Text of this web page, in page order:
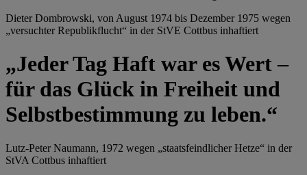
Dieter Dombrowski, von August 1974 bis Dezember 1975 wegen
„versuchter Republikflucht“ in der StVE Cottbus inhaftiert
„Jeder Tag Haft war es Wert –
für das Glück in Freiheit und
Selbstbestimmung zu leben.“
Lutz-Peter Naumann, 1972 wegen „staatsfeindlicher Hetze“ in der
StVA Cottbus inhaftiert